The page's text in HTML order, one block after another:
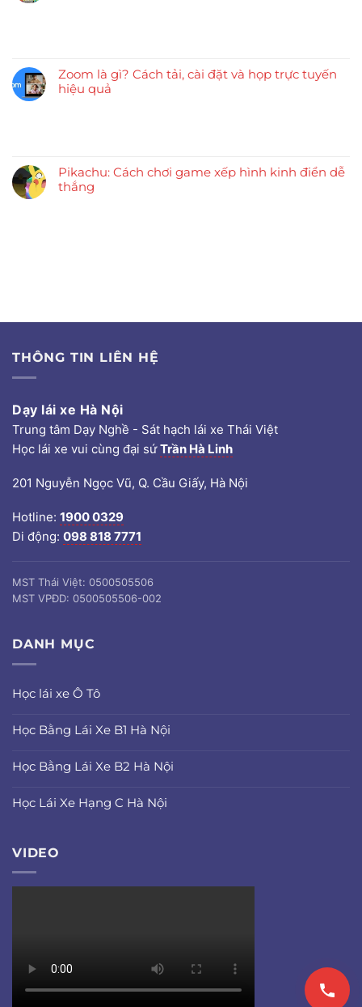
Zoom là gì? Cách tải, cài đặt và họp trực tuyến
hiệu quả
Pikachu: Cách chơi game xếp hình kinh điển dễ
thắng
THÔNG TIN LIÊN HỆ
Dạy lái xe Hà Nội
Trung tâm Dạy Nghề - Sát hạch lái xe Thái Việt
Học lái xe vui cùng đại sứTrần Hà Linh
201 Nguyễn Ngọc Vũ, Q. Cầu Giấy, Hà Nội
Hotline: 1900 0329
Di động: 098 818 7771
MST Thái Việt: 0500505506
MST VPĐD: 0500505506-002
DANH MỤC
Học lái xe Ô Tô
Học Bằng Lái Xe B1 Hà Nội
Học Bằng Lái Xe B2 Hà Nội
Học Lái Xe Hạng C Hà Nội
VIDEO